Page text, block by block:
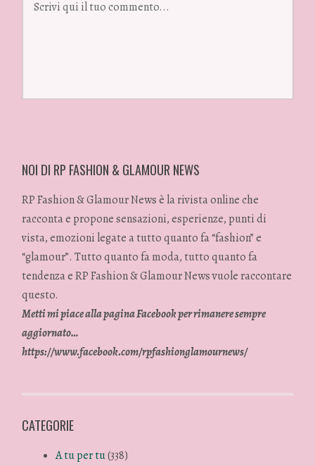
NOI DI RP FASHION & GLAMOUR NEWS
RP Fashion & Glamour News è la rivista online che
racconta e propone sensazioni, esperienze, punti di
vista, emozioni legate a tutto quanto fa “fashion” e
“glamour”. Tutto quanto fa moda, tutto quanto fa
tendenza e RP Fashion & Glamour News vuole raccontare
questo.
Metti mi piace alla pagina Facebook per rimanere sempre
aggiornato…
https://www.facebook.com/rpfashionglamournews/
CATEGORIE
A tu per tu(338)